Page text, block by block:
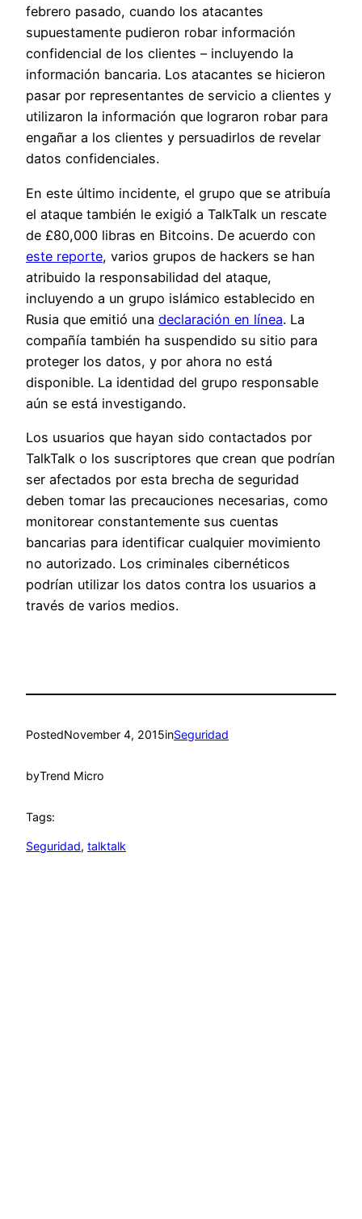
febrero pasado, cuando los atacantes
supuestamente pudieron robar información
confidencial de los clientes – incluyendo la
información bancaria. Los atacantes se hicieron
pasar por representantes de servicio a clientes y
utilizaron la información que lograron robar para
engañar a los clientes y persuadirlos de revelar
datos confidenciales.
En este último incidente, el grupo que se atribuía
el ataque también le exigió a TalkTalk un rescate
de £80,000 libras en Bitcoins. De acuerdo con
este reporte, varios grupos de hackers se han
atribuido la responsabilidad del ataque,
incluyendo a un grupo islámico establecido en
Rusia que emitió una declaración en línea. La
compañía también ha suspendido su sitio para
proteger los datos, y por ahora no está
disponible. La identidad del grupo responsable
aún se está investigando.
Los usuarios que hayan sido contactados por
TalkTalk o los suscriptores que crean que podrían
ser afectados por esta brecha de seguridad
deben tomar las precauciones necesarias, como
monitorear constantemente sus cuentas
bancarias para identificar cualquier movimiento
no autorizado. Los criminales cibernéticos
podrían utilizar los datos contra los usuarios a
través de varios medios.
PostedNovember 4, 2015inSeguridad
byTrend Micro
Tags:
Seguridad, talktalk